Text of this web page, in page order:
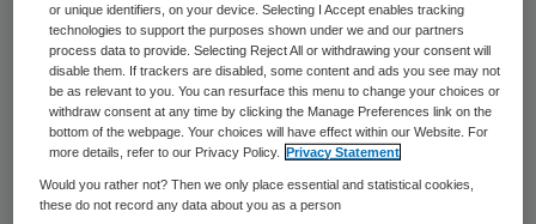
Interim-bestuurder Johan Wagenaar
spreekt van “een zeer teleurstellend, maar
niet onverwacht resultaat.” Eén van de
oorzaken van het slechte financiële
resultaat is het door de Inspectie voor de
Gezondheidszorg (IGZ) opgelegde
or unique identifiers, on your device. Selecting I Accept enables tracking
technologies to support the purposes shown under we and our partners
process data to provide. Selecting Reject All or withdrawing your consent will
disable them. If trackers are disabled, some content and ads you see may not
be as relevant to you. You can resurface this menu to change your choices or
withdraw consent at any time by clicking the Manage Preferences link on the
bottom of the webpage. Your choices will have effect within our Website. For
more details, refer to our Privacy Policy.
Privacy Statement
Would you rather not? Then we only place essential and statistical cookies,
these do not record any data about you as a person